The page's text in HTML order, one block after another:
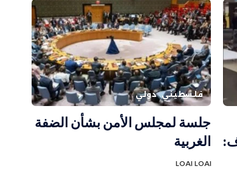
فلسطيني دولي
جلسة لمجلس الأمن بشأن الضفة
الغربية
LOAI LOAI